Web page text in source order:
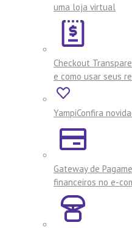
uma loja virtual
Checkout
e como usar seus
YampiConfira
Gateway de
financeiros no e-